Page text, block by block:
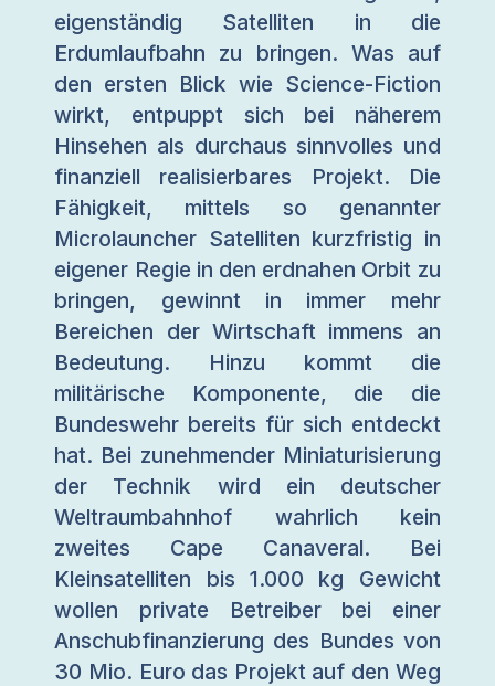
eigenständig Satelliten in die
Erdumlaufbahn zu bringen. Was auf
den ersten Blick wie Science-Fiction
wirkt, entpuppt sich bei näherem
Hinsehen als durchaus sinnvolles und
finanziell realisierbares Projekt. Die
Fähigkeit, mittels so genannter
Microlauncher Satelliten kurzfristig in
eigener Regie in den erdnahen Orbit zu
bringen, gewinnt in immer mehr
Bereichen der Wirtschaft immens an
Bedeutung. Hinzu kommt die
militärische Komponente, die die
Bundeswehr bereits für sich entdeckt
hat. Bei zunehmender Miniaturisierung
der Technik wird ein deutscher
Weltraumbahnhof wahrlich kein
zweites Cape Canaveral. Bei
Kleinsatelliten bis 1.000 kg Gewicht
wollen private Betreiber bei einer
Anschubfinanzierung des Bundes von
30 Mio. Euro das Projekt auf den Weg